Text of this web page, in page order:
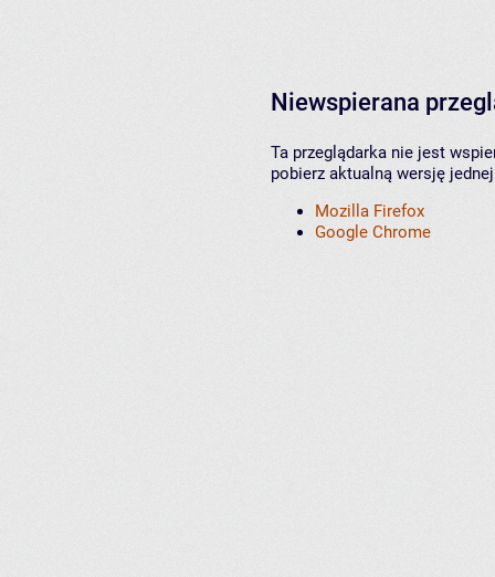
Niewspierana
Ta przeglądarka nie jest
pobierz aktualną wersję
Mozilla Firefox
Google Chrome